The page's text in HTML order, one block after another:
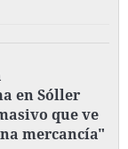
en Sóller
que ve
mercancía"